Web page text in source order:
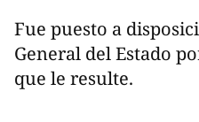
Fue puesto a
General del Estado
que le resulte.